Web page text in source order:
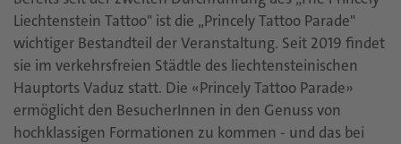
Liechtenstein Tattoo" ist die „Princely Tattoo Parade"
wichtiger Bestandteil der Veranstaltung. Seit 2019 findet
sie im verkehrsfreien Städtle des liechtensteinischen
Hauptorts Vaduz statt. Die «Princely Tattoo Parade»
ermöglicht den BesucherInnen in den Genuss von
hochklassigen Formationen zu kommen - und das bei